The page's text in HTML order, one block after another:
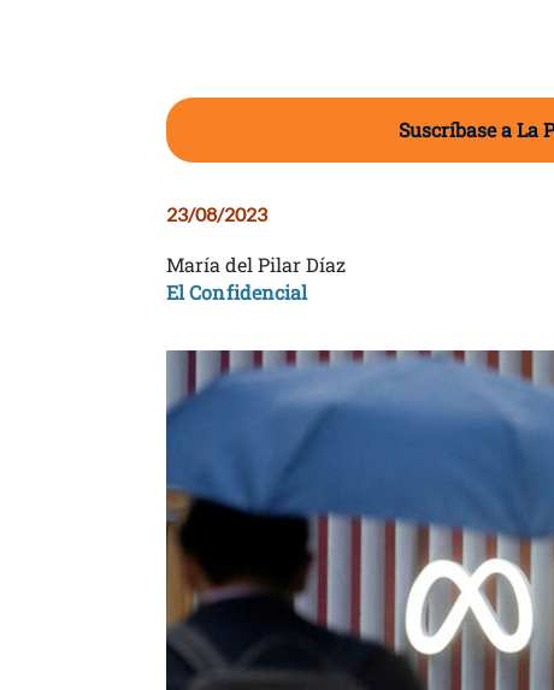
Suscríbase a La
23/08/2023
María del Pilar Díaz
El Confidencial